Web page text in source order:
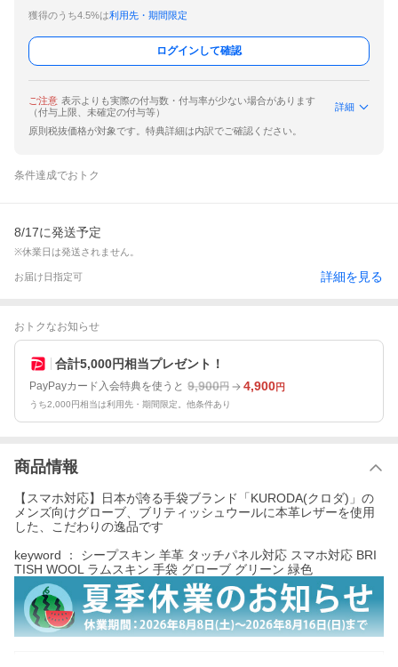
獲得のうち4.5%は利用先・期間限定
ログインして確認
ご注意 表示よりも実際の付与数・付与率が少ない場合があります
（付与上限、未確定の付与等）
詳細
原則税抜価格が対象です。特典詳細は内訳でご確認ください。
条件達成でおトク
8/17に発送予定
※休業日は発送されません。
お届け日指定可 詳細を見る
おトクなお知らせ
合計5,000円相当プレゼント！
PayPayカード入会特典を使うと 9,900円 4,900円
うち2,000円相当は利用先・期間限定。他条件あり
商品情報
【スマホ対応】日本が誇る手袋ブランド「KURODA(クロダ)」の
メンズ向けグローブ、ブリティッシュウールに本革レザーを使用
した、こだわりの逸品です
keyword ： シープスキン 羊革 タッチパネル対応 スマホ対応 BRI
TISH WOOL ラムスキン 手袋 グローブ グリーン 緑色